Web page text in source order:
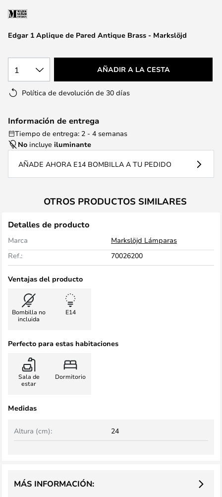
galería
imágenes
Edgar 1 Aplique de Pared Antique Brass - Markslöjd
1 AÑADIR A LA CESTA
Política de devolución de 30 días
Información de entrega
Tiempo de entrega: 2 - 4 semanas
No incluye iluminante
AÑADE AHORA E14 BOMBILLA A TU PEDIDO
OTROS PRODUCTOS SIMILARES
Detalles de producto
Marca
Markslöjd Lámparas
Ref.:
70026200
Ventajas del producto
Bombilla no
incluida
E14
Perfecto para estas habitaciones
Sala de
estar
Dormitorio
Medidas
Altura (cm): 24
MÁS INFORMACIÓN: